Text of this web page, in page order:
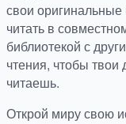
свои
читать в
библиотекой с
чтения, чтобы твои
читаешь.
Открой миру свою